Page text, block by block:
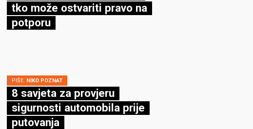
tko može ostvariti pravo na
potporu
PIŠE: NIKO POZNAT
8 savjeta za provjeru
sigurnosti automobila prije
putovanja